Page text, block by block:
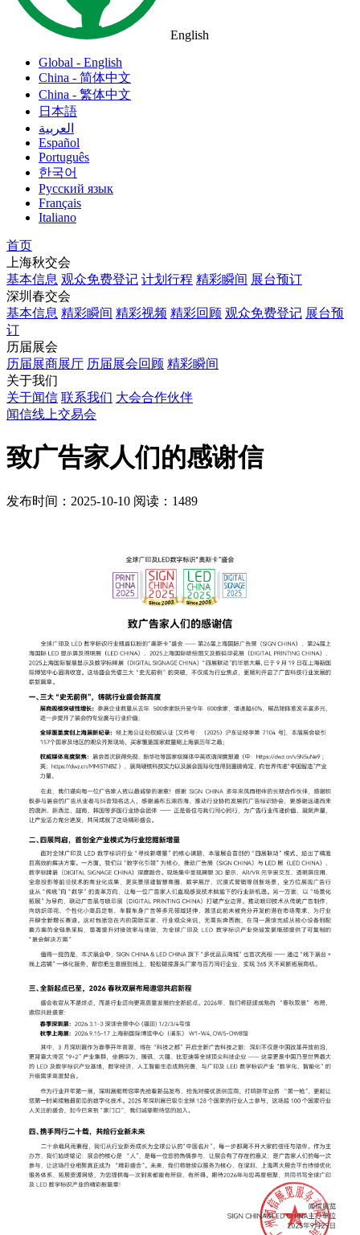
English
Global - English
China - 简体中文
China - 繁体中文
日本語
العربية
Español
Português
한국어
Русский язык
Français
Italiano
首页
上海秋交会
基本信息 观众免费登记 计划行程 精彩瞬间 展台预订
深圳春交会
基本信息 精彩瞬间 精彩视频 精彩回顾 观众免费登记 展台预
订
历届展会
历届展商展厅 历届展会回顾 精彩瞬间
关于我们
关于闻信 联系我们 大会合作伙伴
闻信线上交易会
致广告家人们的感谢信
发布时间：2025-10-10 阅读：1489